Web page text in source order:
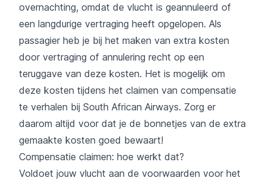
overnachting, omdat de vlucht is geannuleerd of
een langdurige vertraging heeft opgelopen. Als
passagier heb je bij het maken van extra kosten
door vertraging of annulering recht op een
teruggave van deze kosten. Het is mogelijk om
deze kosten tijdens het claimen van compensatie
te verhalen bij South African Airways. Zorg er
daarom altijd voor dat je de bonnetjes van de extra
gemaakte kosten goed bewaart!
Compensatie claimen: hoe werkt dat?
Voldoet jouw vlucht aan de voorwaarden voor het